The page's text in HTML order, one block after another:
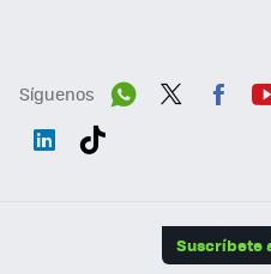
Síguenos
Suscríbete